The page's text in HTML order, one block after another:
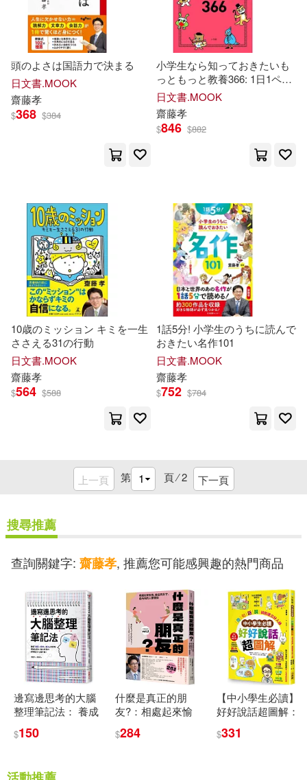
頭のよさは国語力で決まる
日文書.MOOK
齋藤孝
$368 $384
小学生なら知っておきたいも
っともっと教養366: 1日1ペー
ジで身につく!
日文書.MOOK
齋藤孝
$846 $882
10歳のミッション キミを一生
ささえる31の行動
日文書.MOOK
齋藤孝
$564 $588
1話5分! 小学生のうちに読んで
おきたい名作101
日文書.MOOK
齋藤孝
$752 $784
上一頁 第 頁 ⁄2 下一頁
搜尋推薦
查詢關鍵字: 齋藤孝, 推薦您可能感興趣的熱門商品
邊寫邊思考的大腦
整理筆記法： 養成
決」的習慣，增加
$150
什麼是真正的朋
友?：相處起來愉
低內耗的人際關係
$284
【中小學生必讀】
好好說話超圖解：
建立好人緣
$331